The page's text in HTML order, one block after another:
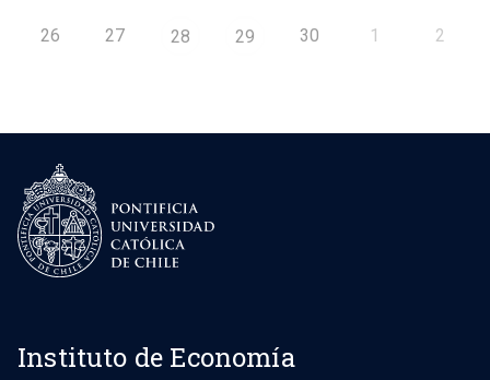
26 27 28 29 30 1 2
Instituto de Economía